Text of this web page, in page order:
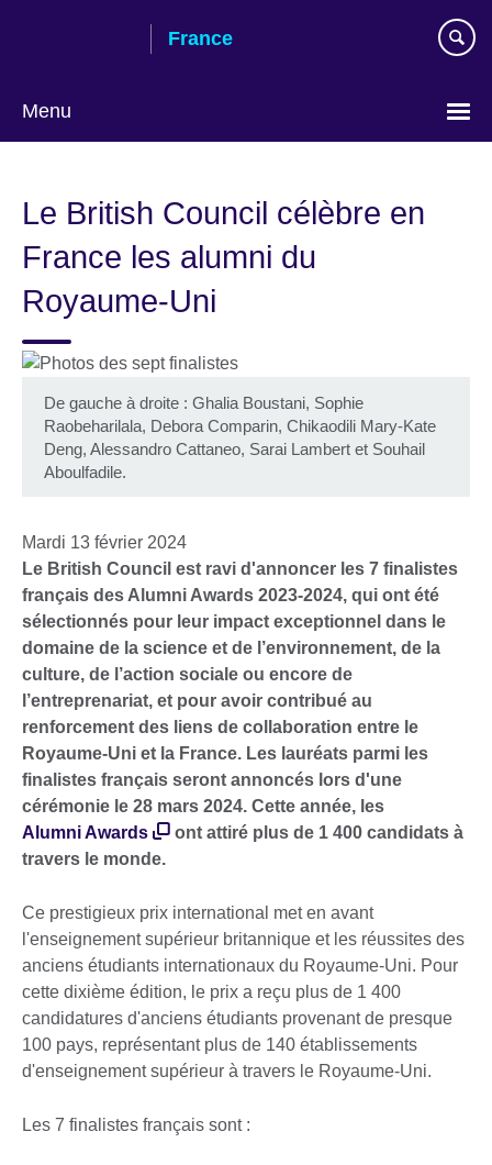
France
Menu
language
Le British Council célèbre en
France les alumni du
Royaume-Uni
De gauche à droite : Ghalia Boustani, Sophie
Raobeharilala, Debora Comparin, Chikaodili Mary-Kate
Deng, Alessandro Cattaneo, Sarai Lambert et Souhail
Aboulfadile.
Mardi 13 février 2024
Le British Council est ravi d'annoncer les 7 finalistes
français des Alumni Awards 2023-2024, qui ont été
sélectionnés pour leur impact exceptionnel dans le
domaine de la science et de l’environnement, de la
culture, de l’action sociale ou encore de
l’entreprenariat, et pour avoir contribué au
renforcement des liens de collaboration entre le
Royaume-Uni et la France. Les lauréats parmi les
finalistes français seront annoncés lors d'une
cérémonie le 28 mars 2024. Cette année, les
Alumni Awards
ont attiré plus de 1 400 candidats à
travers le monde.
Ce prestigieux prix international met en avant
l'enseignement supérieur britannique et les réussites des
anciens étudiants internationaux du Royaume-Uni. Pour
cette dixième édition, le prix a reçu plus de 1 400
candidatures d'anciens étudiants provenant de presque
100 pays, représentant plus de 140 établissements
d'enseignement supérieur à travers le Royaume-Uni.
Les 7 finalistes français sont :